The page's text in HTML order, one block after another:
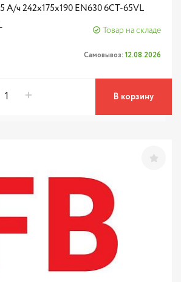
А/ч 242х175х190 EN630 6CT-65VL
Товар на складе
Самовывоз: 12.08.2026
В корзину